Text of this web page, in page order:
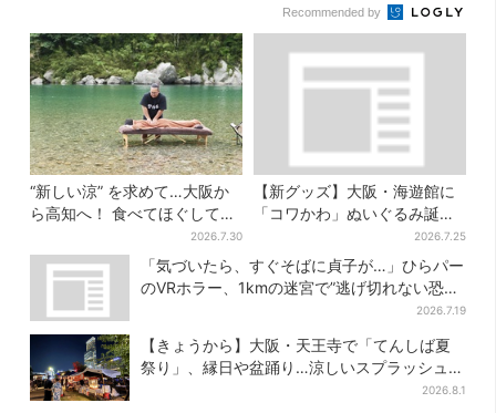
Recommended by
“新しい涼” を求めて…大阪か
ら高知へ！ 食べてほぐして
「仁淀ブルー」でととのう体
験旅【2026夏最新版】
2026.7.30
【新グッズ】大阪・海遊館に
「コワかわ」ぬいぐるみ誕
生…オスとメスどこが違う？
飼育員監修でリアルに再現
2026.7.25
「気づいたら、すぐそばに貞子が…」ひらパー
のVRホラー、1kmの迷宮で”逃げ切れない恐
2026.7.19
【きょうから】大阪・天王寺で「てんしば夏
祭り」、縁日や盆踊り…涼しいスプラッシュタ
2026.8.1